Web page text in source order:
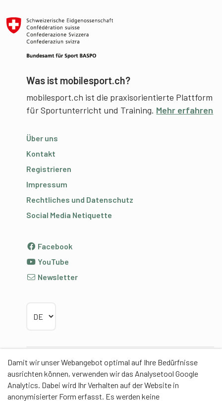
Damit wir unser Webangebot optimal auf Ihre Bedürfnisse
ausrichten können, verwenden wir das Analysetool Google
Analytics. Dabei wird Ihr Verhalten auf der Website in
anonymisierter Form erfasst. Es werden keine
Was ist mobilesport.ch?
mobilesport.ch ist die praxisorientierte Plattform
für Sportunterricht und Training. Mehr erfahren
Über uns
Kontakt
Registrieren
Impressum
Rechtliches und Datenschutz
Social Media Netiquette
Facebook
YouTube
Newsletter
Partner